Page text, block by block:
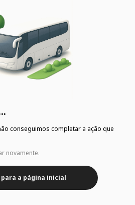
conseguimos completar a ação que
novamente.
a página inicial